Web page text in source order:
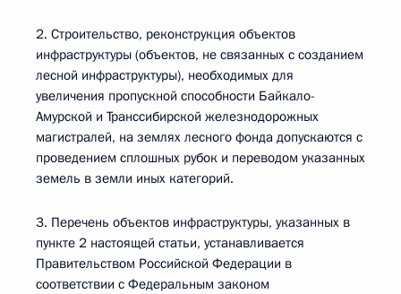
2. Строительство, реконструкция объектов
инфраструктуры (объектов, не связанных с созданием
лесной инфраструктуры), необходимых для
увеличения пропускной способности Байкало-
Амурской и Транссибирской железнодорожных
магистралей, на землях лесного фонда допускаются с
проведением сплошных рубок и переводом указанных
земель в земли иных категорий.
3. Перечень объектов инфраструктуры, указанных в
пункте 2 настоящей статьи, устанавливается
Правительством Российской Федерации в
соответствии с Федеральным законом